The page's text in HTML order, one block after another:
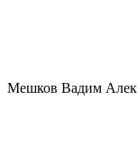
Мешков Вадим